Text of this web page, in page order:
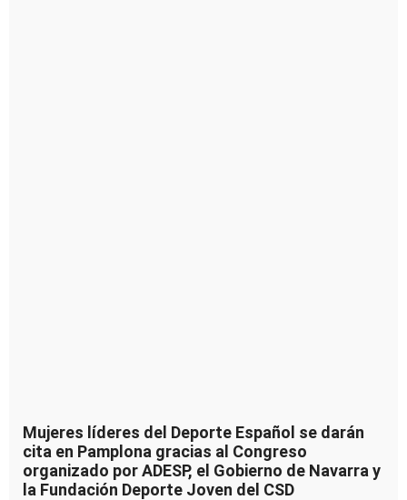
Mujeres líderes del Deporte Español se darán
cita en Pamplona gracias al Congreso
organizado por ADESP, el Gobierno de Navarra y
la Fundación Deporte Joven del CSD